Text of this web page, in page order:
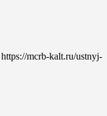
https://mcrb-kalt.ru/ustnyj-